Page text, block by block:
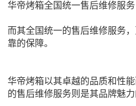
华帝烤箱全国统一售后维修服务
而其全国统一的售后维修服务
靠的保障。
华帝烤箱以其卓越的品质和性
的售后维修服务则是其品牌魅力